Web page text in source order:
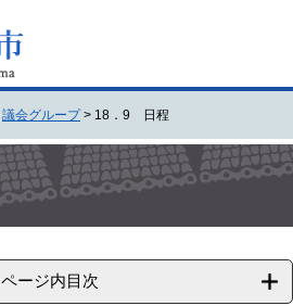
議会グループ > 18．9 日程
ページ内目次